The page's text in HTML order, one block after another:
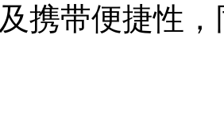
携带便捷性